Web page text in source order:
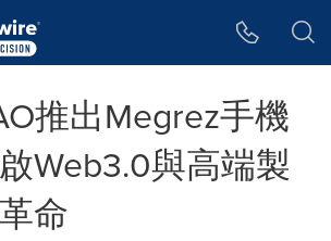
推出Megrez手機
Web3.0與高端製
命